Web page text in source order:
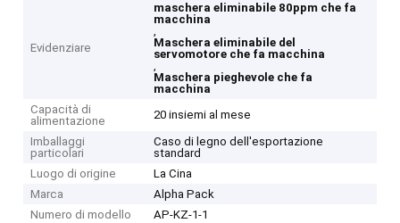
Evidenziare
maschera eliminabile 80ppm che fa
macchina
,
Maschera eliminabile del
servomotore che fa macchina
,
Maschera pieghevole che fa
macchina
Capacità di
alimentazione
20 insiemi al mese
Imballaggi
particolari
Caso di legno dell'esportazione
standard
Luogo di origine
La Cina
Marca
Alpha Pack
Numero di modello
AP-KZ-1-1